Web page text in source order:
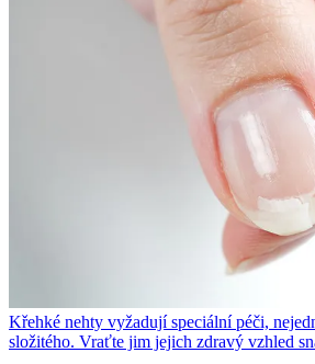
Křehké nehty vyžadují speciální péči,
složitého. Vraťte jim jejich zdravý vzhled